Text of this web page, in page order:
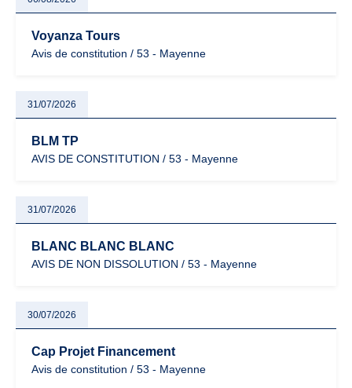
Voyanza Tours
Avis de constitution / 53 - Mayenne
31/07/2026
BLM TP
AVIS DE CONSTITUTION / 53 - Mayenne
31/07/2026
BLANC BLANC BLANC
AVIS DE NON DISSOLUTION / 53 - Mayenne
30/07/2026
Cap Projet Financement
Avis de constitution / 53 - Mayenne